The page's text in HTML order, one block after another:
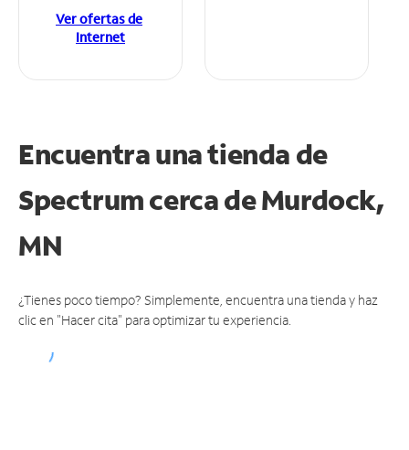
Ver ofertas de
Internet
Encuentra una tienda de
Spectrumcerca de Murdock,
MN
¿Tienes poco tiempo? Simplemente, encuentra una tienda y haz
clic en "Hacer cita" para optimizar tu experiencia.